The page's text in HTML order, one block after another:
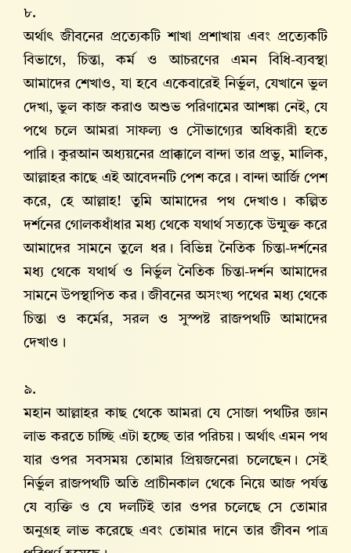
৮.
অর্থাৎ জীবনের প্রত্যেকটি শাখা প্রশাখায় এবং প্রত্যেকটি
বিভাগে, চিন্তা, কর্ম ও আচরণের এমন বিধি-ব্যবস্থা
আমাদের শেখাও, যা হবে একেবারেই নির্ভুল, যেখানে ভুল
দেখা, ভুল কাজ করাও অশুভ পরিণামের আশঙ্কা নেই, যে
পথে চলে আমরা সাফল্য ও সৌভাগ্যের অধিকারী হতে
পারি। কুরআন অধ্যয়নের প্রাক্কালে বান্দা তার প্রভু, মালিক,
আল্লাহর কাছে এই আবেদনটি পেশ করে। বান্দা আর্জি পেশ
করে, হে আল্লাহ! তুমি আমাদের পথ দেখাও। কল্পিত
দর্শনের গোলকধাঁধার মধ্য থেকে যথার্থ সত্যকে উন্মুক্ত করে
আমাদের সামনে তুলে ধর। বিভিন্ন নৈতিক চিন্তা-দর্শনের
মধ্য থেকে যথার্থ ও নির্ভুল নৈতিক চিন্তা-দর্শন আমাদের
সামনে উপস্থাপিত কর। জীবনের অসংখ্য পথের মধ্য থেকে
চিন্তা ও কর্মের, সরল ও সুস্পষ্ট রাজপথটি আমাদের
দেখাও।
৯.
মহান আল্লাহর কাছ থেকে আমরা যে সোজা পথটির জ্ঞান
লাভ করতে চাচ্ছি এটা হচ্ছে তার পরিচয়। অর্থাৎ এমন পথ
যার ওপর সবসময় তোমার প্রিয়জনেরা চলেছেন। সেই
নির্ভুল রাজপথটি অতি প্রাচীনকাল থেকে নিয়ে আজ পর্যন্ত
যে ব্যক্তি ও যে দলটিই তার ওপর চলেছে সে তোমার
অনুগ্রহ লাভ করেছে এবং তোমার দানে তার জীবন পাত্র